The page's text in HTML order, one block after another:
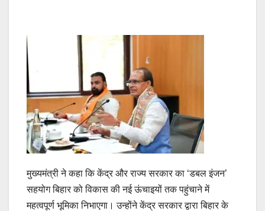
मुख्यमंत्री ने कहा कि केंद्र और राज्य सरकार का ‘डबल इंजन’
सहयोग बिहार को विकास की नई ऊंचाइयों तक पहुंचाने में
महत्वपूर्ण भूमिका निभाएगा। उन्होंने केंद्र सरकार द्वारा बिहार के